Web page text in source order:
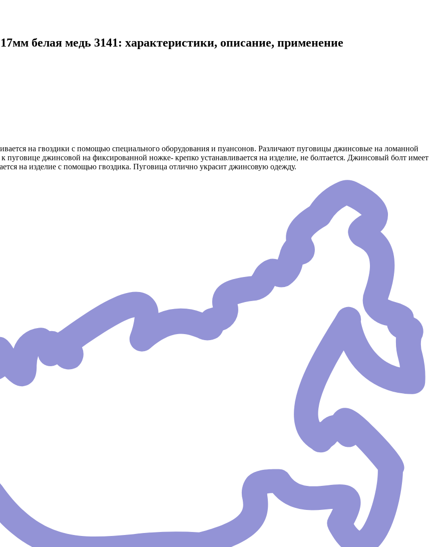
белая медь 3141: характеристики, описание, применение
на гвоздики с помощью специального оборудования и пуансонов. Различают пуговицы джинсовые на ломанной
джинсовой на фиксированной ножке- крепко устанавливается на изделие, не болтается. Джинсовый болт имеет
на изделие с помощью гвоздика. Пуговица отлично украсит джинсовую одежду.